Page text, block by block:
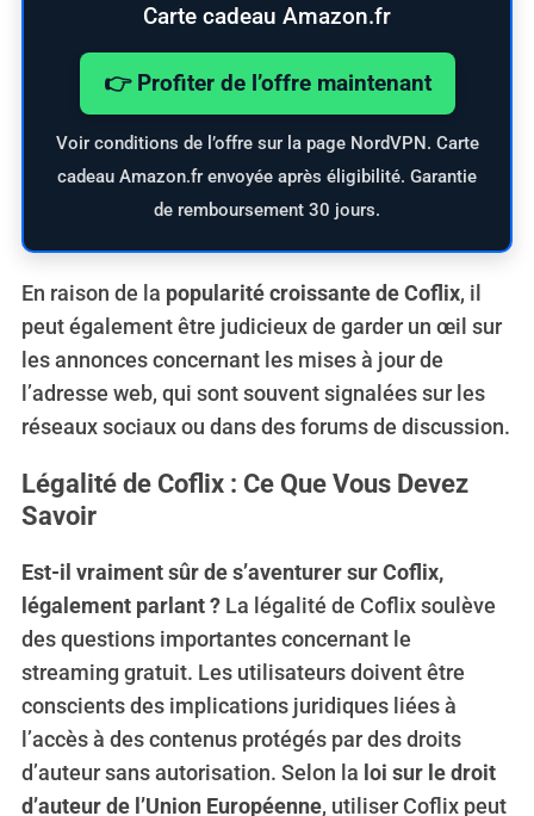
Carte cadeau Amazon.fr
👉 Profiter de l’offre maintenant
Voir conditions de l’offre sur la page NordVPN. Carte
cadeau Amazon.fr envoyée après éligibilité. Garantie
de remboursement 30 jours.
En raison de la popularité croissante de Coflix, il
peut également être judicieux de garder un œil sur
les annonces concernant les mises à jour de
l’adresse web, qui sont souvent signalées sur les
réseaux sociaux ou dans des forums de discussion.
Légalité de Coflix : Ce Que Vous Devez
Savoir
Est-il vraiment sûr de s’aventurer sur Coflix,
légalement parlant ?La légalité de Coflix soulève
des questions importantes concernant le
streaming gratuit. Les utilisateurs doivent être
conscients des implications juridiques liées à
l’accès à des contenus protégés par des droits
d’auteur sans autorisation. Selon la loi sur le droit
d’auteur de l’Union Européenne, utiliser Coflix peut